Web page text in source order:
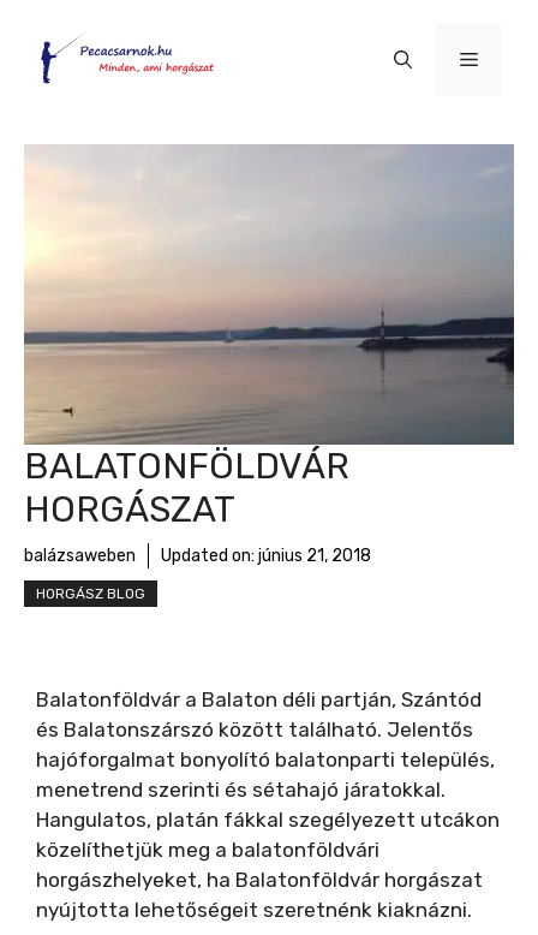
tartalomba
Menü
BALATONFÖLDVÁR
HORGÁSZAT
balázsaweben Updated on: június 21, 2018
HORGÁSZ BLOG
Balatonföldvár a Balaton déli partján, Szántód
és Balatonszárszó között található. Jelentős
hajóforgalmat bonyolító balatonparti település,
menetrend szerinti és sétahajó járatokkal.
Hangulatos, platán fákkal szegélyezett utcákon
közelíthetjük meg a balatonföldvári
horgászhelyeket, ha Balatonföldvár horgászat
nyújtotta lehetőségeit szeretnénk kiaknázni.